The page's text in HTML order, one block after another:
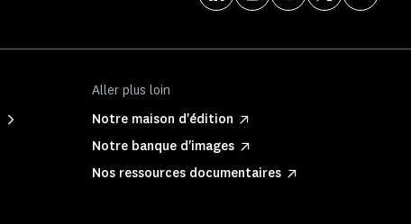
Aller plus loin
Notre maison d'édition
Notre banque d'images
Nos ressources documentaires